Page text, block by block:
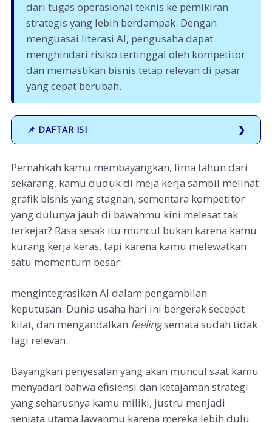
dari tugas operasional teknis ke pemikiran
strategis yang lebih berdampak. Dengan
menguasai literasi AI, pengusaha dapat
menghindari risiko tertinggal oleh kompetitor
dan memastikan bisnis tetap relevan di pasar
yang cepat berubah.
📌 DAFTAR ISI
Pernahkah kamu membayangkan, lima tahun dari
sekarang, kamu duduk di meja kerja sambil melihat
grafik bisnis yang stagnan, sementara kompetitor
yang dulunya jauh di bawahmu kini melesat tak
terkejar? Rasa sesak itu muncul bukan karena kamu
kurang kerja keras, tapi karena kamu melewatkan
satu momentum besar:
mengintegrasikan AI dalam pengambilan
keputusan. Dunia usaha hari ini bergerak secepat
kilat, dan mengandalkan feelingsemata sudah tidak
lagi relevan.
Bayangkan penyesalan yang akan muncul saat kamu
menyadari bahwa efisiensi dan ketajaman strategi
yang seharusnya kamu miliki, justru menjadi
senjata utama lawanmu karena mereka lebih dulu